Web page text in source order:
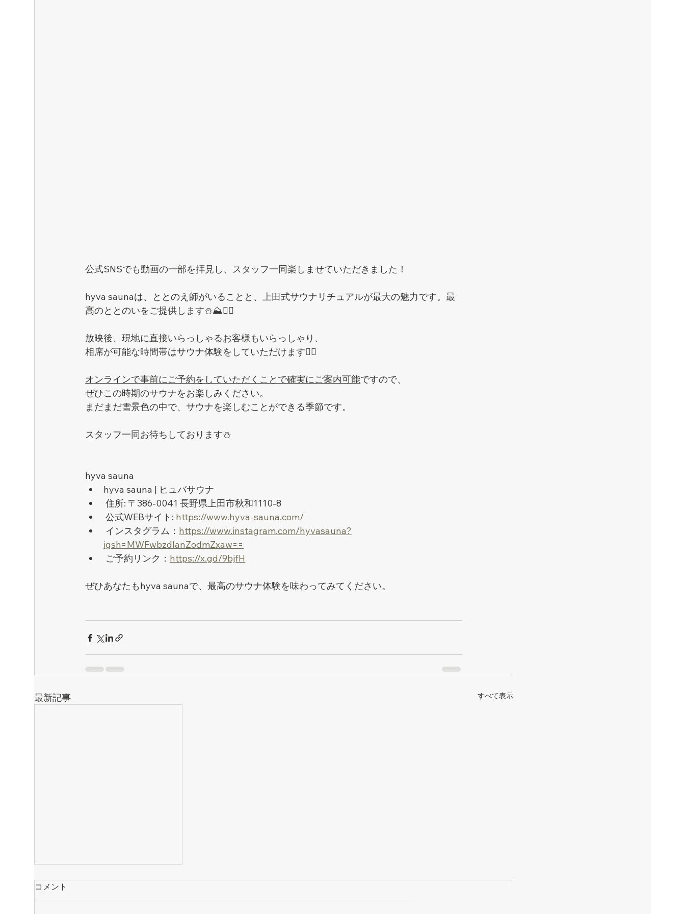
公式SNSでも動画の一部を拝見し、スタッフ一同楽しませていただきました！
hyva saunaは、ととのえ師がいることと、上田式サウナリチュアルが最大の魅力です。最
高のととのいをご提供します⛄️⛰️🧖‍♀️
放映後、現地に直接いらっしゃるお客様もいらっしゃり、
相席が可能な時間帯はサウナ体験をしていただけます🧖‍♀️
オンラインで事前にご予約をしていただくことで確実にご案内可能ですので、
ぜひこの時期のサウナをお楽しみください。
まだまだ雪景色の中で、サウナを楽しむことができる季節です。
スタッフ一同お待ちしております⛄️
hyva sauna
hyva sauna | ヒュバサウナ
住所: 〒386-0041 長野県上田市秋和1110-8
公式WEBサイト: https://www.hyva-sauna.com/
インスタグラム： https://www.instagram.com/hyvasauna?
igsh=MWFwbzdlanZodmZxaw==
ご予約リンク： https://x.gd/9bjfH
ぜひあなたもhyva saunaで、最高のサウナ体験を味わってみてください。
最新記事 すべて表示
コメント